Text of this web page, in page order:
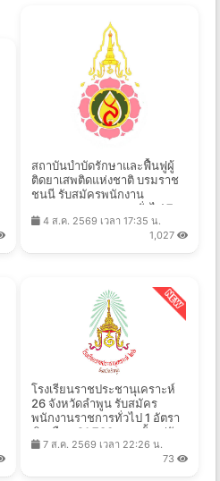
สถาบันบำบัดรักษาและฟื้นฟูผู้
ติดยาเสพติดแห่งชาติ บรมราช
ชนนี รับสมัครพนักงาน
กระทรวงสาธารณสุขทั่วไป 7
อัตรา เงินเดือน 8,690 - 18,000
บาท ตั้งแต่วันที่ 10-31 ส.ค.
2569
4 ส.ค. 2569 เวลา 17:35 น.
1,027
โรงเรียนราชประชานุเคราะห์
26 จังหวัดลำพูน รับสมัคร
พนักงานราชการทั่วไป 1 อัตรา
เงินเดือน 21,780 บาท ตั้งแต่วัน
ที่ 14-20 ส.ค. 2569
7 ส.ค. 2569 เวลา 22:26 น.
73